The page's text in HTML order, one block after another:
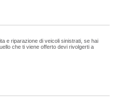
e riparazione di veicoli sinistrati, se hai
che ti viene offerto devi rivolgerti a